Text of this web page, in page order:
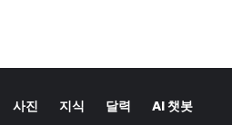
사진 지식 달력 AI 챗봇